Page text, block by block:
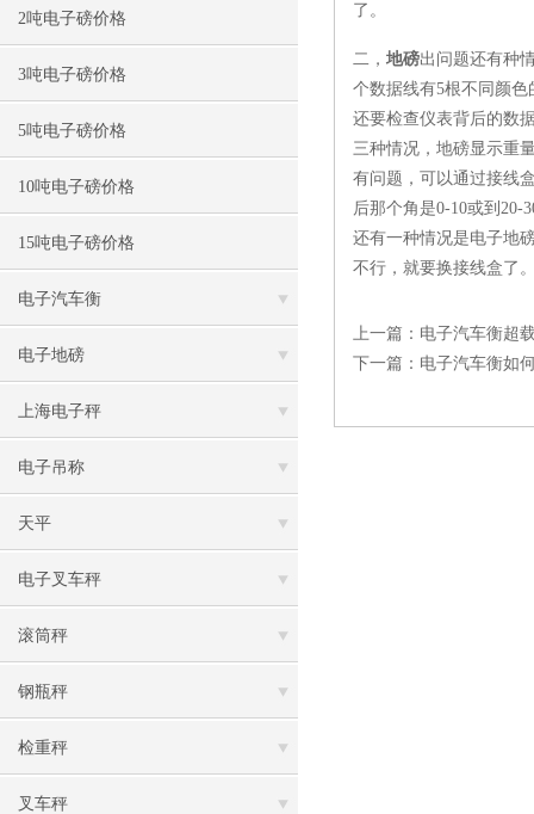
2吨电子磅价格
3吨电子磅价格
5吨电子磅价格
10吨电子磅价格
15吨电子磅价格
电子汽车衡
电子地磅
上海电子秤
电子吊称
天平
电子叉车秤
滚筒秤
钢瓶秤
检重秤
叉车秤
了。
二， 地磅出问题还有种
个数据线有5根不同颜
还要检查仪表背后的数
三种情况，地磅显示重
有问题，可以通过接线
后那个角是0-10或到20-
还有一种情况是电子地
不行，就要换接线盒了
上一篇： 电子汽车衡超
下一篇： 电子汽车衡如